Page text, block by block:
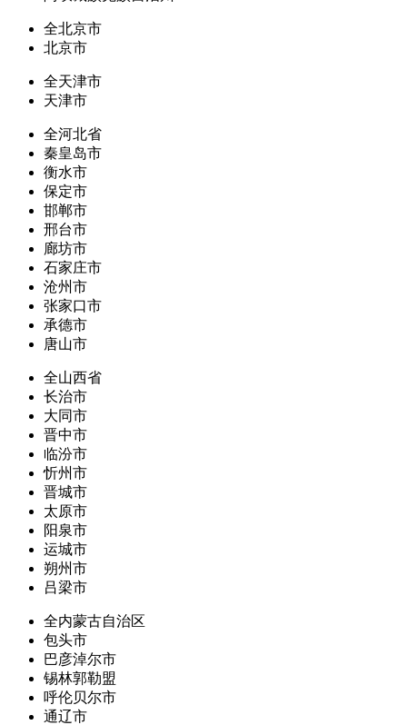
全北京市
北京市
全天津市
天津市
全河北省
秦皇岛市
衡水市
保定市
邯郸市
邢台市
廊坊市
石家庄市
沧州市
张家口市
承德市
唐山市
全山西省
长治市
大同市
晋中市
临汾市
忻州市
晋城市
太原市
阳泉市
运城市
朔州市
吕梁市
全内蒙古自治区
包头市
巴彦淖尔市
锡林郭勒盟
呼伦贝尔市
通辽市